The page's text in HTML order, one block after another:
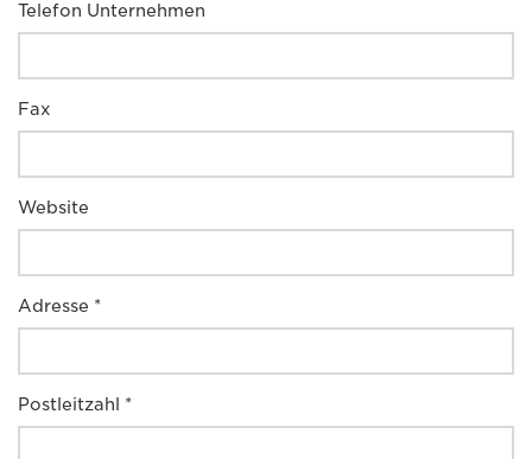
Telefon Unternehmen
Fax
Website
Adresse *
Postleitzahl *